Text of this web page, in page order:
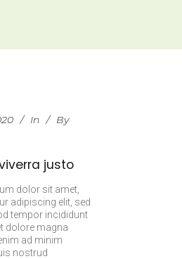
In
By
justo
dolor sit amet,
adipiscing elit, sed
tempor incididunt
dolore magna
ad minim
nostrud